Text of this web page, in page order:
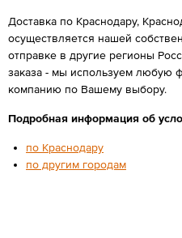
Доставка по Краснодару,
осуществляется нашей
отправке в другие регионы
заказа - мы используем любую
компанию по Вашему выбору.
Подробная информация об
по Краснодару
по другим городам